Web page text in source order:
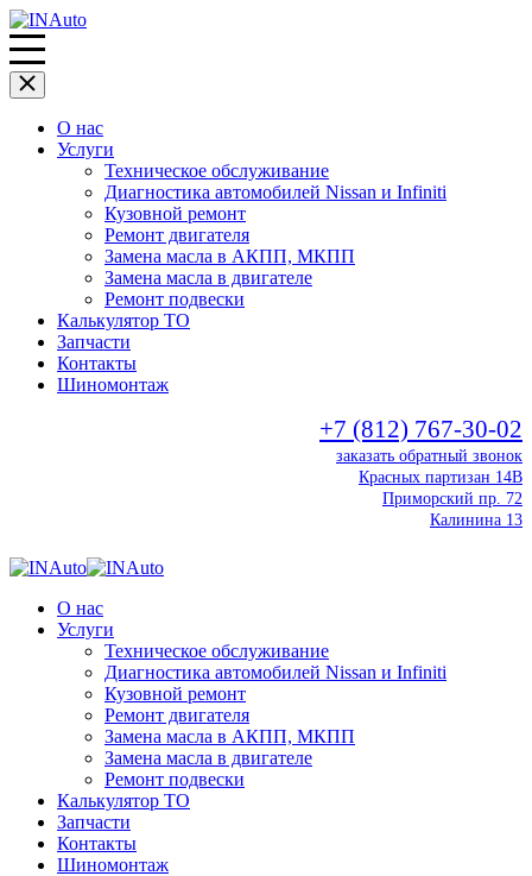
О нас
Услуги
Техническое обслуживание
Диагностика автомобилей Nissan и Infiniti
Кузовной ремонт
Ремонт двигателя
Замена масла в АКПП, МКПП
Замена масла в двигателе
Ремонт подвески
Калькулятор ТО
Запчасти
Контакты
Шиномонтаж
+7 (812) 767-30-02
заказать обратный звонок
Красных партизан 14В
Приморский пр. 72
Калинина 13
О нас
Услуги
Техническое обслуживание
Диагностика автомобилей Nissan и Infiniti
Кузовной ремонт
Ремонт двигателя
Замена масла в АКПП, МКПП
Замена масла в двигателе
Ремонт подвески
Калькулятор ТО
Запчасти
Контакты
Шиномонтаж